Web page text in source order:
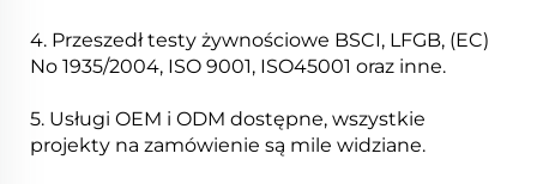
4. Przeszedł testy żywnościowe BSCI, LFGB, (EC)
No 1935/2004, ISO 9001, ISO45001 oraz inne.
5. Usługi OEM i ODM dostępne, wszystkie
projekty na zamówienie są mile widziane.